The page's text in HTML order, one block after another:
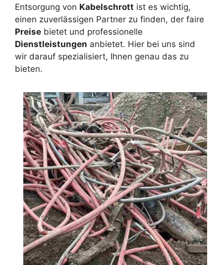
Entsorgung von Kabelschrott ist es wichtig,
einen zuverlässigen Partner zu finden, der faire
Preise bietet und professionelle
Dienstleistungen anbietet. Hier bei uns sind
wir darauf spezialisiert, Ihnen genau das zu
bieten.